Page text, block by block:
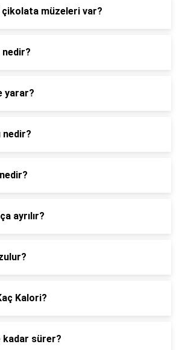
müzeleri var?
nedir?
yarar?
nedir?
ayrılır?
Kalori?
kadar sürer?